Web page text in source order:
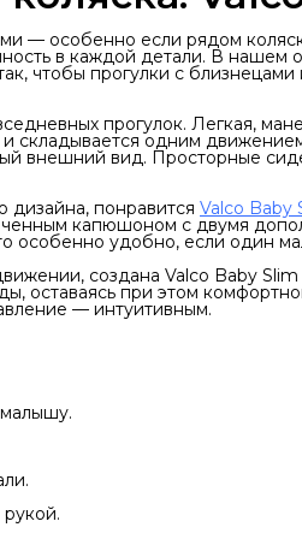
— особенно если рядом
в каждой детали. В
чтобы прогулки с
прогулок. Легкая,
складывается одним
внешний вид. Просторные
дизайна, понравится Valco Baby
капюшоном с двумя
особенно удобно, если один
создана Valco Baby
оставаясь при этом
— интуитивным.